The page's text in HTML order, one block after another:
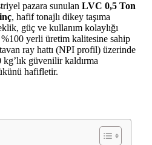
pazara sunulan LVC 0,5 Ton
, hafif tonajlı dikey taşıma
güç ve kullanım kolaylığı
%100 yerli üretim kalitesine sahip
ray hattı (NPI profil) üzerinde
güvenilir kaldırma
hafifletir.